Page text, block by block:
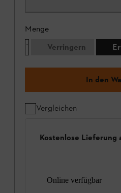
Menge
Verringern
In den
Vergleichen
Kostenlose Lieferung
Online verfügbar